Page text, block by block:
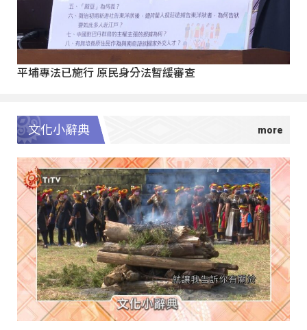
平埔專法已施行 原民身分法暫緩審查
文化小辭典